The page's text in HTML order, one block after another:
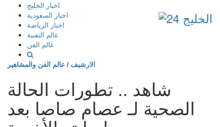
إذهب
المحتوى
اخبار الخليج
اخبار السعودية
اخبار الرياضة
عالم التقنية
عالم الفن
الارشيف / عالم الفن والمشاهير
شاهد .. تطورات الحالة
الصحية لـ عصام صاصا بعد